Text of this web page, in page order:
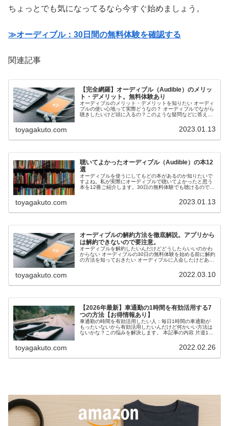
ちょっとでも気になってるなら今すぐ始めましょう。
≫オーディブル：30日間の無料体験を確認する
関連記事
【完全網羅】オーディブル（Audible）のメリッ
ト・デメリット。無料体験あり
オーディブルのメリット・デメリットを知りたい オーディ
ブルの使い心地って実際どうなの？ オーディブルでながら
聴きしたいけど頭に入るの？このような疑問などに答えて
toyagakuto.com 2023.01.13
聴いてよかったオーディブル（Audible）の本12
選
オーディブルを使うにしてもどの本があるのか知りたいで
すよね。私が実際にオーディブルで聴いてよかったと思う
本を12冊ご紹介します。30日の無料体験でも聴けるので、
toyagakuto.com 2023.01.13
オーディブルの解約方法を徹底解説。アプリから
は解約できないので要注意。
オーディブルを解約したいんだけどどうしたらいいのかわ
からない オーディブルの30日の無料体験を始める前に解約
の方法を知っておきたい オーディブルに入会したけどあま
toyagakuto.com 2022.03.10
【2026年最新】車通勤の1時間を有効活用する7
つの方法【お得情報あり】
車通勤の時間を有効活用したい人：毎日1時間の車通勤が
もったいないから有効活用したいんだけど何かいい方法は
ないかな？この悩みを解決します。 本記事の内容 片道1時
toyagakuto.com 2022.02.26